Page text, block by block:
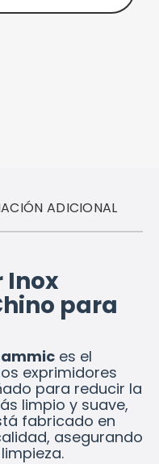
ADICIONAL
Inox
para
es el
exprimidores
para reducir la
limpio y suave,
fabricado en
asegurando